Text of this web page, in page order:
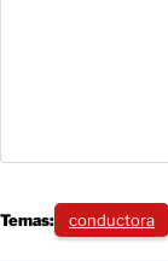
Temas: conductora